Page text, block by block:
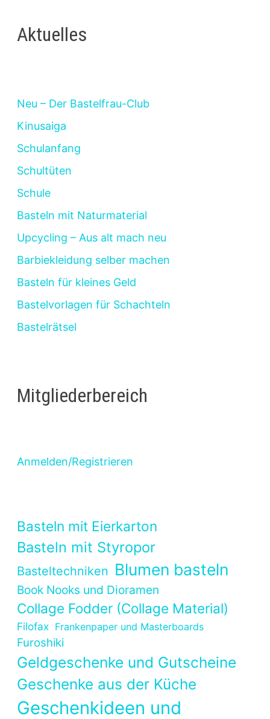
Aktuelles
Neu – Der Bastelfrau-Club
Kinusaiga
Schulanfang
Schultüten
Schule
Basteln mit Naturmaterial
Upcycling – Aus alt mach neu
Barbiekleidung selber machen
Basteln für kleines Geld
Bastelvorlagen für Schachteln
Bastelrätsel
Mitgliederbereich
Anmelden/Registrieren
Basteln mit Eierkarton
Basteln mit Styropor
Basteltechniken Blumen basteln
Book Nooks und Dioramen
Collage Fodder (Collage Material)
Filofax Frankenpaper und Masterboards
Furoshiki
Geldgeschenke und Gutscheine
Geschenke aus der Küche
Geschenkideen und